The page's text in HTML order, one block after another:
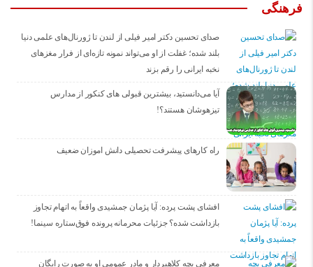
فرهنگی
صدای تحسین دکتر امیر فیلی از لندن تا ژورنال‌های علمی دنیا
بلند شده؛ غفلت از او می‌تواند نمونه تازه‌ای از فرار مغزهای
نخبه ایرانی را رقم بزند
آیا می‌دانستید، بیشترین قبولی های کنکور از مدارس
تیزهوشان هستند؟!
راه کارهای پیشرفت تحصیلی دانش اموزان ضعیف
افشای پشت پرده: آیا پژمان جمشیدی واقعاً به اتهام تجاوز
بازداشت شده؟ جزئیات محرمانه پرونده فوق‌ستاره سینما!
معرفی بچه کلاهبردار و مادر عمومی او به صورت رایگان